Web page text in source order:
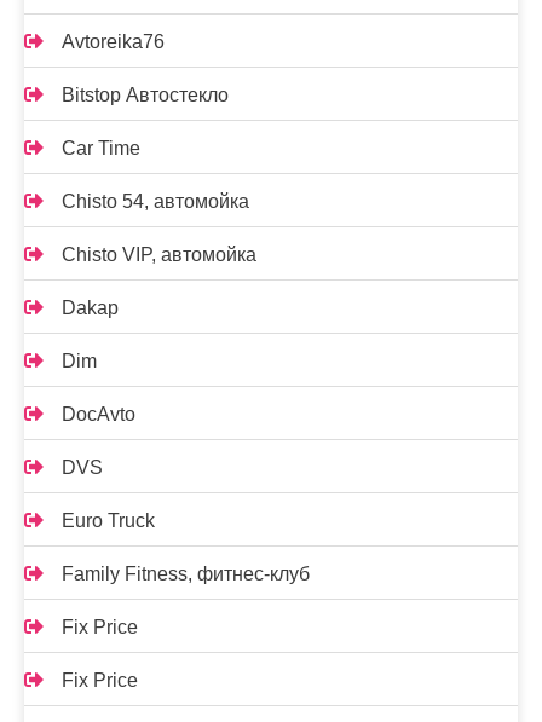
Avtoreika76
Bitstop Автостекло
Car Time
Chisto 54, автомойка
Chisto VIP, автомойка
Dakap
Dim
DocAvto
DVS
Euro Truck
Family Fitness, фитнес-клуб
Fix Price
Fix Price